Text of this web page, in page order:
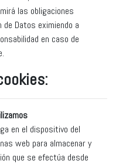
las obligaciones
Datos eximiendo a
en caso de
en el dispositivo del
web para almacenar y
que se efectúa desde